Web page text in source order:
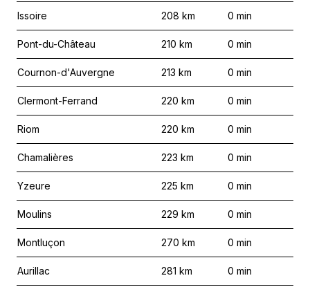
Issoire 208 km 0 min
Pont-du-Château 210 km 0 min
Cournon-d'Auvergne 213 km 0 min
Clermont-Ferrand 220 km 0 min
Riom 220 km 0 min
Chamalières 223 km 0 min
Yzeure 225 km 0 min
Moulins 229 km 0 min
Montluçon 270 km 0 min
Aurillac 281 km 0 min